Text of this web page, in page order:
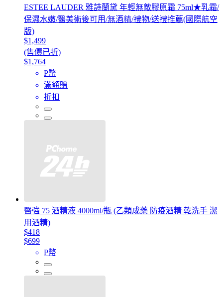
ESTEE LAUDER 雅詩蘭黛 年輕無敵膠原霜 75ml★乳霜/
保濕水嫩/醫美術後可用/無酒精/禮物/送禮推薦(國際航空
版)
$1,499
(售價已折)
$1,764
P幣
滿額贈
折扣
醫強 75 酒精液 4000ml/瓶 (乙類成藥 防疫酒精 乾洗手 潔
用酒精)
$418
$699
P幣